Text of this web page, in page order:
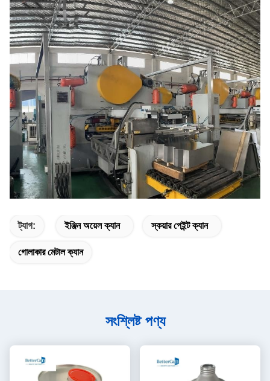
ট্যাগ: ইঞ্জিন অয়েল ক্যান স্কয়ার পেইন্ট ক্যান
গোলাকার মেটাল ক্যান
সংশ্লিষ্ট পণ্য